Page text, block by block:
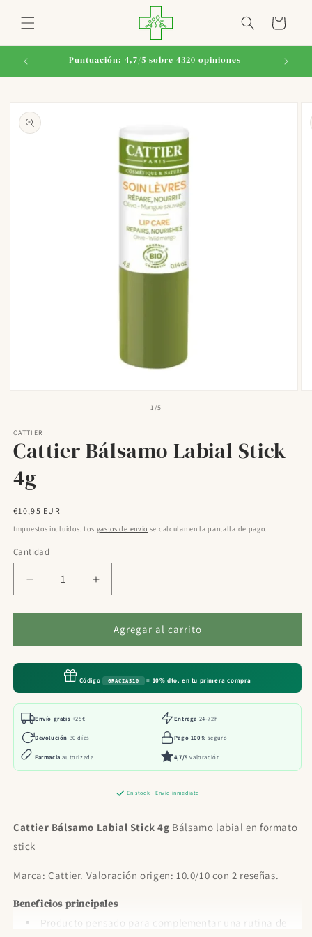
directamente
al contenido
Carrito
Puntuación: 4,7/5 sobre 4320 opiniones
a la
información
en
una
ventana
1/de
5
CATTIER
Cattier Bálsamo Labial Stick
4g
Precio
habitual
€10,95 EUR
Impuestos incluidos. Los gastos de envío se calculan en la pantalla de pago.
Cantidad
Reducir
cantidad
para
Bálsamo
Aumentar
cantidad
para
Cattier
Bálsamo
Stick
4g
Agregar al carrito
Código GRACIAS10 = 10% dto. en tu primera compra
Envío gratis +25€ Entrega 24-72h
Devolución 30 días Pago 100% seguro
Farmacia autorizada 4,7/5 valoración
En stock · Envío inmediato
Cattier Bálsamo Labial Stick 4g Bálsamo labial en formato
stick
Marca: Cattier. Valoración origen: 10.0/10 con 2 reseñas.
Beneficios principales
Producto pensado para complementar una rutina de